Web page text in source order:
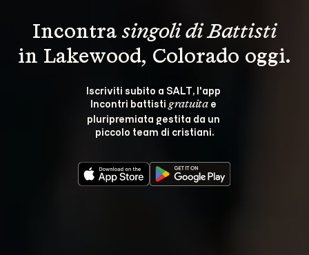
Incontra singoli di Battisti
in Lakewood, Colorado oggi.
Iscriviti subito a SALT, l'app
Incontri battisti gratuita e
pluripremiata gestita da un
piccolo team di cristiani.